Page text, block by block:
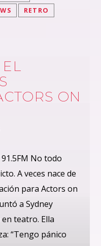
RETRO
EL
ON
91.5FM No todo
A veces nace de
para Actors on
a Sydney
teatro. Ella
“Tengo pánico